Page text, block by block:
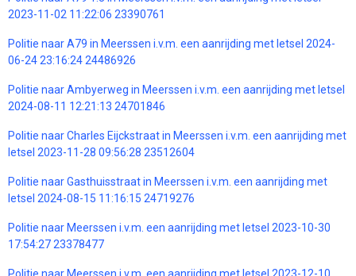
2023-11-02 11:22:06 23390761
Politie naar A79 in Meerssen i.v.m. een aanrijding met letsel 2024-
06-24 23:16:24 24486926
Politie naar Ambyerweg in Meerssen i.v.m. een aanrijding met letsel
2024-08-11 12:21:13 24701846
Politie naar Charles Eijckstraat in Meerssen i.v.m. een aanrijding met
letsel 2023-11-28 09:56:28 23512604
Politie naar Gasthuisstraat in Meerssen i.v.m. een aanrijding met
letsel 2024-08-15 11:16:15 24719276
Politie naar Meerssen i.v.m. een aanrijding met letsel 2023-10-30
17:54:27 23378477